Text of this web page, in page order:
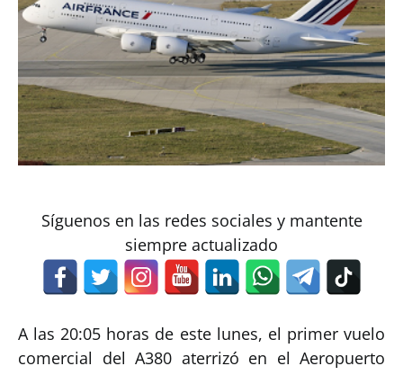
Síguenos en las redes sociales y mantente
siempre actualizado
A las 20:05 horas de este lunes, el primer vuelo
comercial del A380 aterrizó en el Aeropuerto